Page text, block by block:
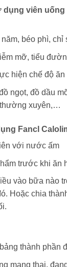
dụng viên uống
béo phì, chỉ
mỡ, tiểu
hiện chế độ ăn
ngọt, đồ dầu
xuyên,…
Fancl
với nước ấm
trước khi ăn
vào bữa nào
Hoặc chia
thành phần
mang thai,